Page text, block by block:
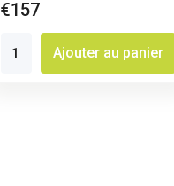
€157
Ajouter au panier